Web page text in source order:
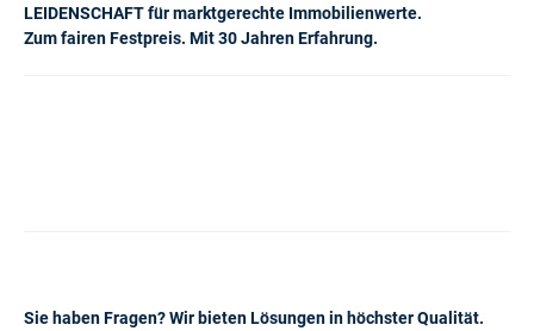
LEIDENSCHAFT für marktgerechte Immobilienwerte.
Zum fairen Festpreis. Mit 30 Jahren Erfahrung.
Sie haben Fragen? Wir bieten Lösungen in höchster Qualität.